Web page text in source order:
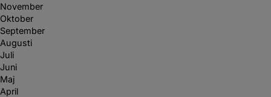
November
Oktober
September
Augusti
Juli
Juni
Maj
April